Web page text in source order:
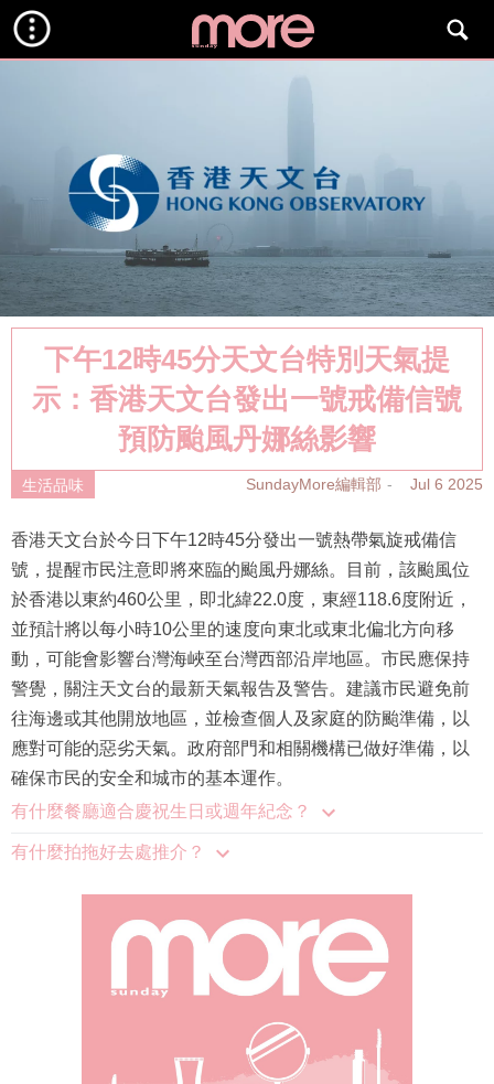
下午12時45分天文台特別天氣提
示：香港天文台發出一號戒備信號
預防颱風丹娜絲影響
生活品味 SundayMore編輯部 Jul 6 2025
香港天文台於今日下午12時45分發出一號熱帶氣旋戒備信
號，提醒市民注意即將來臨的颱風丹娜絲。目前，該颱風位
於香港以東約460公里，即北緯22.0度，東經118.6度附近，
並預計將以每小時10公里的速度向東北或東北偏北方向移
動，可能會影響台灣海峽至台灣西部沿岸地區。市民應保持
警覺，關注天文台的最新天氣報告及警告。建議市民避免前
往海邊或其他開放地區，並檢查個人及家庭的防颱準備，以
應對可能的惡劣天氣。政府部門和相關機構已做好準備，以
確保市民的安全和城市的基本運作。
有什麼餐廳適合慶祝生日或週年紀念？
有什麼拍拖好去處推介？